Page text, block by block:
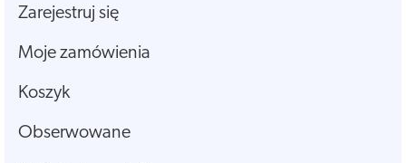
Zarejestruj się
Moje zamówienia
Koszyk
Obserwowane